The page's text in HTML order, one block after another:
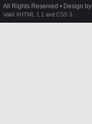
All Rights Reserved • Design by
Valid XHTML 1.1 and CSS 3.